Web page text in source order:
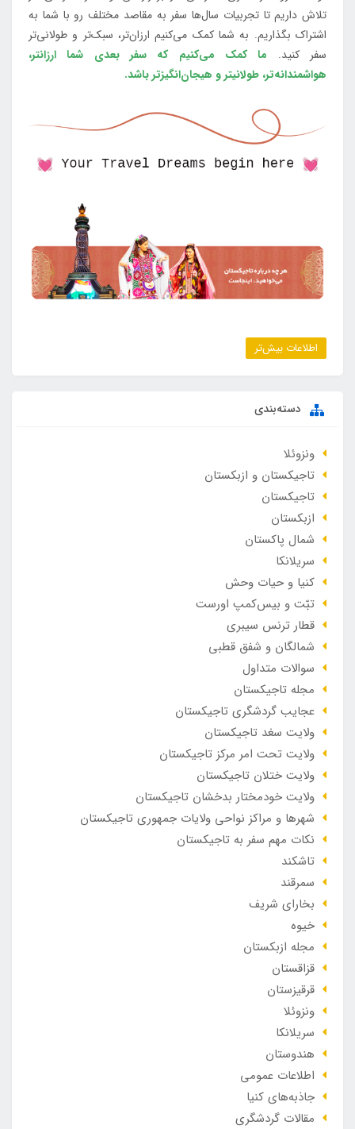
تلاش داریم تا تجربیات سال‌ها سفر به مقاصد مختلف رو با شما به
اشتراک بگذاریم. به شما کمک می‌کنیم ارزان‌تر، سبک‌تر و طولانی‌تر
سفر کنید. ما کمک می‌کنیم که سفر بعدی شما ارزانتر،
هواشمندانه‌تر، طولانی‎تر و هیجان‌انگیزتر باشد.
اطلاعات بیش‌تر
دسته‌بندی
ونزوئلا
تاجیکستان و ازبکستان
تاجیکستان
ازبکستان
شمال پاکستان
سریلانکا
کنیا و حیات وحش
تبّت و بیس‌کمپ اورست
قطار ترنس سیبری
شمالگان و شفق قطبی
سوالات متداول
مجله تاجیکستان
عجایب گردشگری تاجیکستان
ولایت سغد تاجیکستان
ولایت تحت امر مرکز تاجیکستان
ولایت ختلان تاجیکستان
ولایت خودمختار بدخشان تاجیکستان
شهرها و مراکز نواحی ولایات جمهوری تاجیکستان
نکات مهم سفر به تاجیکستان
تاشکند
سمرقند
بخارای شریف
خیوه
مجله ازبکستان
قزاقستان
قرقیزستان
ونزوئلا
سریلانکا
هندوستان
اطلاعات عمومی
جاذبه‌های کنیا
مقالات گردشگری